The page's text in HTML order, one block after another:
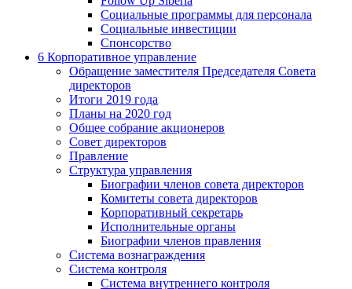
Социальные программы для персонала
Социальные инвестиции
Спонсорство
6 Корпоративное управление
Обращение заместителя Председателя Совета
директоров
Итоги 2019 года
Планы на 2020 год
Общее собрание акционеров
Совет директоров
Правление
Структура управления
Биографии членов совета директоров
Комитеты совета директоров
Корпоративный секретарь
Исполнительные органы
Биографии членов правления
Система вознаграждения
Система контроля
Система внутреннего контроля